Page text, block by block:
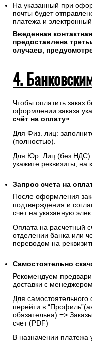
На указанный при
почты будет
платежа и
Введенная
предоставлена
случаев,
4.
Чтобы оплатить заказ
оформлении заказа
счёт на оплату»
Для Физ. лиц:
(полностью).
Для Юр. Лиц (без
укажите реквизиты, на
Запрос счета на
После оформления
подтверждения и
счет на указанную
Оплата на расчетный
отделении банка или
переводом на
Самостоятельно
Рекомендуем
доставки с
Для
перейти в
обязательна) =>
счет (PDF)
В назначении платежа